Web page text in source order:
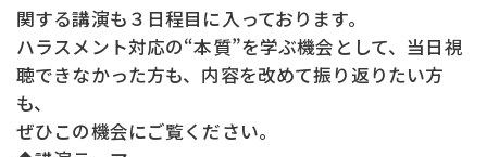
関する講演も３日程目に入っております。
ハラスメント対応の“本質”を学ぶ機会として、当日視
聴できなかった方も、内容を改めて振り返りたい方
も、
ぜひこの機会にご覧ください。